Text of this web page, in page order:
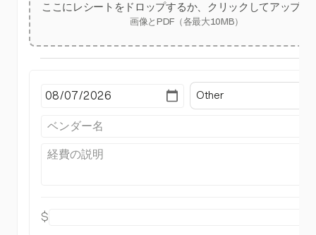
ここにレシートをドロップするか、クリックしてアップロ
画像とPDF（各最大10MB）
Other
$